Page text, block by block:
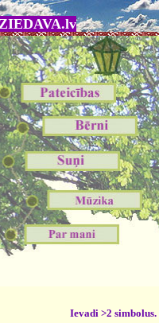
Ievadi >2 simbolus.